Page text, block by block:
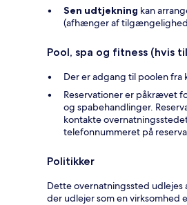
Sen udtjekning kan
(afhænger af
Pool, spa og fitness (hvis
Der er adgang til poolen fra
Reservationer er påkrævet
og spabehandlinger.
kontakte
telefonnummeret på
Politikker
Dette overnatningssted
der udlejer som en virksomhed